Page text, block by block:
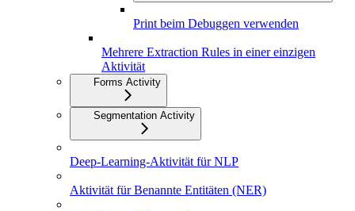
Print beim Debuggen verwenden
Mehrere Extraction Rules in einer einzigen
Aktivität
Forms Activity
Segmentation Activity
Deep-Learning-Aktivität für NLP
Aktivität für Benannte Entitäten (NER)